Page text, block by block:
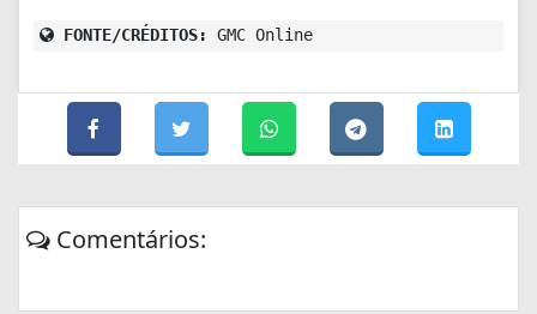
FONTE/CRÉDITOS: GMC Online
Comentários: